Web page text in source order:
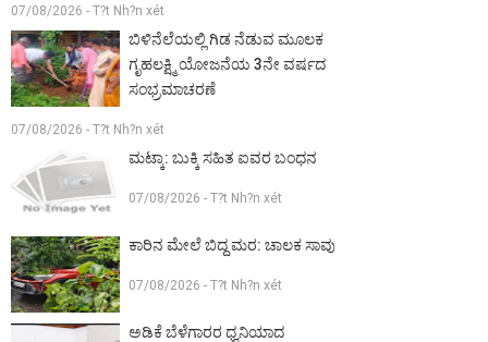
07/08/2026 - T?t Nh?n xét
ಬಿಳಿನೆಲೆಯಲ್ಲಿ ಗಿಡ ನೆಡುವ ಮೂಲಕ
ಗೃಹಲಕ್ಷ್ಮಿ ಯೋಜನೆಯ 3ನೇ ವರ್ಷದ
ಸಂಭ್ರಮಾಚರಣೆ
07/08/2026 - T?t Nh?n xét
ಮಟ್ಕಾ: ಬುಕ್ಕಿ ಸಹಿತ ಐವರ ಬಂಧನ
07/08/2026 - T?t Nh?n xét
ಕಾರಿನ ಮೇಲೆ ಬಿದ್ದ ಮರ: ಚಾಲಕ ಸಾವು
07/08/2026 - T?t Nh?n xét
ಅಡಿಕೆ ಬೆಳೆಗಾರರ ಧ್ವನಿಯಾದ